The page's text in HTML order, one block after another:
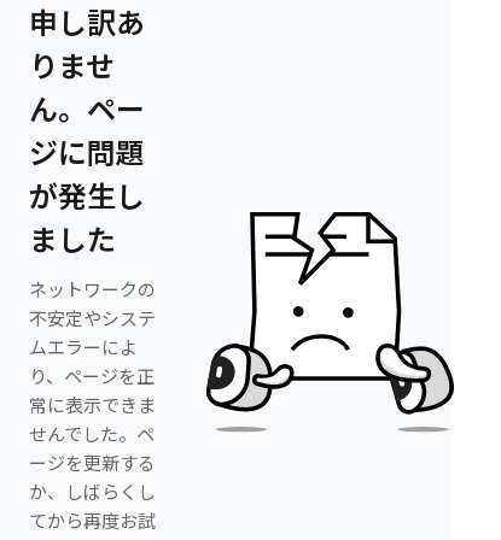
申し訳あ
りませ
ん。ペー
ジに問題
が発生し
ました
ネットワークの
不安定やシステ
ムエラーによ
り、ページを正
常に表示できま
せんでした。ペ
ージを更新する
か、しばらくし
てから再度お試